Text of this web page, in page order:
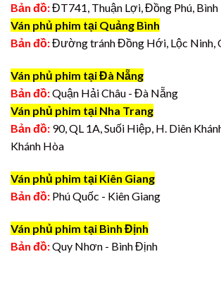
Bản đồ:ĐT741, Thuận Lợi, Đồng Phú,
Ván phủ phim tại Quảng Bình
Bản đồ:Đường tránh Đồng Hới, Lộc Ninh,
Ván phủ phim tại Đà Nẵng
Bản đồ:Quận Hải Châu - Đà Nẵng
Ván phủ phim tại Nha Trang
Bản đồ: 90, QL 1A, Suối Hiệp, H. Diên
Khánh Hòa
Ván phủ phim tại Kiên Giang
Bản đồ: Phú Quốc - Kiên Giang
Ván phủ phim tại Bình Định
Bản đồ:Quy Nhơn - Bình Định